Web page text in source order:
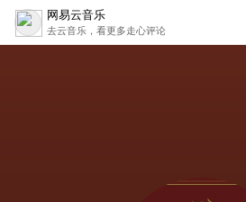
网易云音乐
去云音乐，看更多走心评论